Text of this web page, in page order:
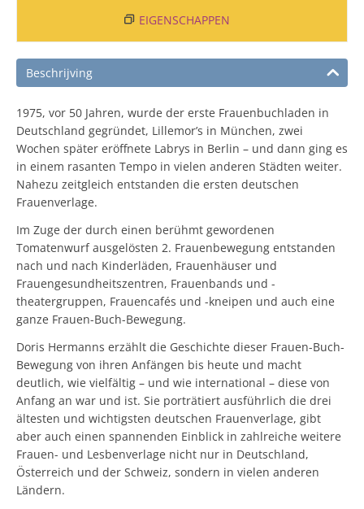
EIGENSCHAPPEN
Beschrijving
1975, vor 50 Jahren, wurde der erste Frauenbuchladen in
Deutschland gegründet, Lillemor’s in München, zwei
Wochen später eröffnete Labrys in Berlin – und dann ging es
in einem rasanten Tempo in vielen anderen Städten weiter.
Nahezu zeitgleich entstanden die ersten deutschen
Frauenverlage.
Im Zuge der durch einen berühmt gewordenen
Tomatenwurf ausgelösten 2. Frauenbewegung entstanden
nach und nach Kinderläden, Frauenhäuser und
Frauengesundheitszentren, Frauenbands und -
theatergruppen, Frauencafés und -kneipen und auch eine
ganze Frauen-Buch-Bewegung.
Doris Hermanns erzählt die Geschichte dieser Frauen-Buch-
Bewegung von ihren Anfängen bis heute und macht
deutlich, wie vielfältig – und wie international – diese von
Anfang an war und ist. Sie porträtiert ausführlich die drei
ältesten und wichtigsten deutschen Frauenverlage, gibt
aber auch einen spannenden Einblick in zahlreiche weitere
Frauen- und Lesbenverlage nicht nur in Deutschland,
Österreich und der Schweiz, sondern in vielen anderen
Ländern.